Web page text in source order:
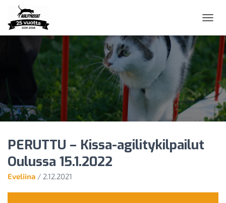
A
N
P
PERUTTU – Kissa-agilitykilpailut
Oulussa 15.1.2022
Eveliina / 2.12.2021